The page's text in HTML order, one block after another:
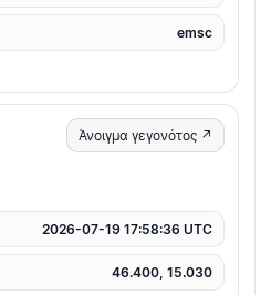
emsc
Άνοιγμα γεγονότος ↗
2026-07-19 17:58:36 UTC
46.400, 15.030